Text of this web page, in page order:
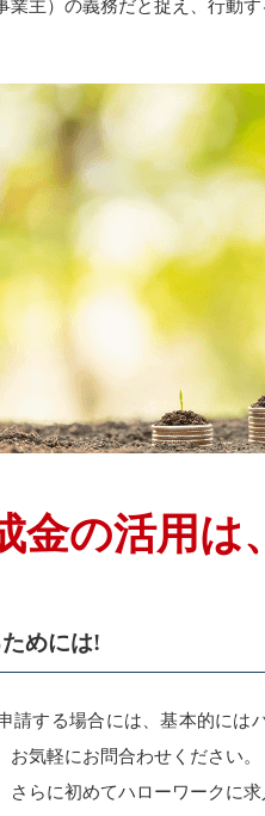
業主）の義務だと捉え、行動
金の活用は
めには!
請する場合には、基本的に
お気軽にお問合わせください
さらに初めてハローワークに